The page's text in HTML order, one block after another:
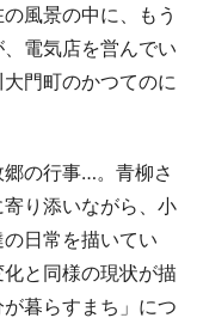
風景の中に、もう
電気店を営んでい
門町のかつてのに
の行事…。青柳さ
り添いながら、小
日常を描いてい
と同様の現状が描
暮らすまち」につ